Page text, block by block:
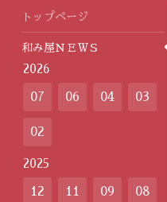
トップページ
和み屋ＮＥＷＳ
2026
07 06 04 03
02
2025
12 11 09 08